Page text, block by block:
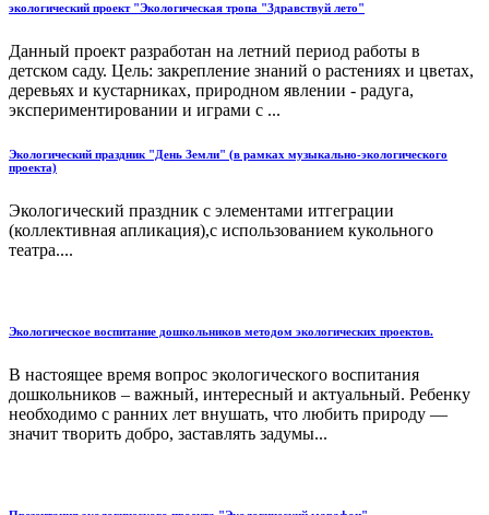
экологический проект "Экологическая тропа "Здравствуй лето"
Данный проект разработан на летний период работы в
детском саду. Цель: закрепление знаний о растениях и цветах,
деревьях и кустарниках, природном явлении - радуга,
экспериментировании и играми с ...
Экологический праздник "День Земли" (в рамках музыкально-экологического
проекта)
Экологический праздник с элементами итгеграции
(коллективная апликация),с использованием кукольного
театра....
Экологическое воспитание дошкольников методом экологических проектов.
В настоящее время вопрос экологического воспитания
дошкольников – важный, интересный и актуальный. Ребенку
необходимо с ранних лет внушать, что любить природу —
значит творить добро, заставлять задумы...